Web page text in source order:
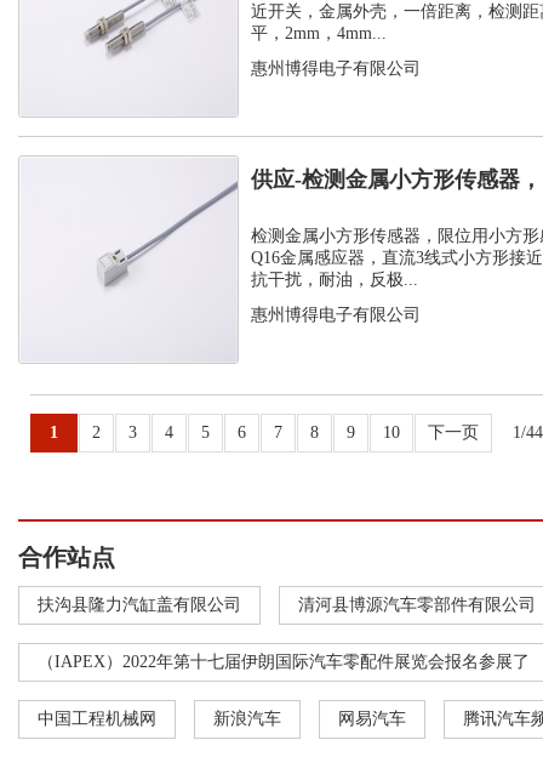
近开关，金属外壳，一倍距离，检测距
平，2mm，4mm...
惠州博得电子有限公司
供应-检测金属小方形传感器
感应器
检测金属小方形传感器，限位用小方
Q16金属感应器，直流3线式小方形接
抗干扰，耐油，反极...
惠州博得电子有限公司
1 2 3 4 5 6 7 8 9 10 下一页 1/
合作站点
扶沟县隆力汽缸盖有限公司 清河县博源汽车零部件有限公司
（IAPEX）2022年第十七届伊朗国际汽车零配件展览会报名参展了
中国工程机械网 新浪汽车 网易汽车 腾讯汽车